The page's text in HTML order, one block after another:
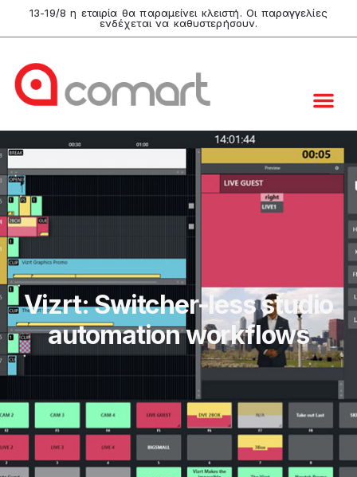
13-19/8 η εταιρία θα παραμείνει κλειστή. Οι παραγγελίες
ενδέχεται να καθυστερήσουν.
Vizrt: Switcher-less studio
automation workflows